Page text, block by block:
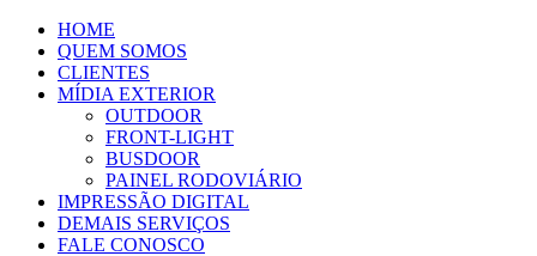
HOME
QUEM SOMOS
CLIENTES
MÍDIA EXTERIOR
OUTDOOR
FRONT-LIGHT
BUSDOOR
PAINEL RODOVIÁRIO
IMPRESSÃO DIGITAL
DEMAIS SERVIÇOS
FALE CONOSCO